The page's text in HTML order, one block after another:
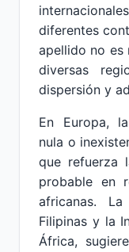
diferentes
apellido no es
diversas
dispersión y
En Europa,
nula o
que refuerza
probable en
africanas.
Filipinas y la
África,